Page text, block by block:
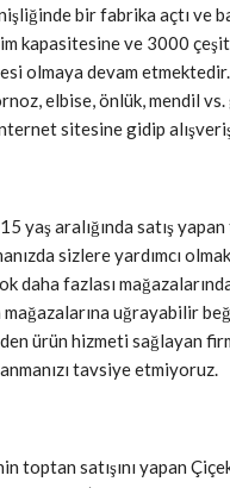
bir fabrika açtı ve
kapasitesine ve 3000
olmaya devam
elbise, önlük, mendil
sitesine gidip
aralığında satış yapan
sizlere yardımcı
fazlası
uğrayabilir
ürün hizmeti sağlayan
tavsiye etmiyoruz.
toptan satışını yapan